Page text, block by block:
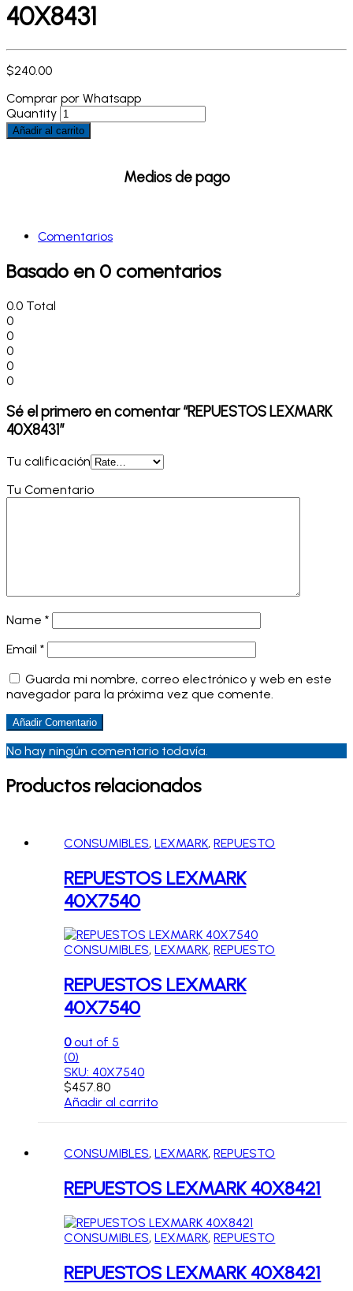
40X8431
$240.00
Comprar por Whatsapp
Quantity
Añadir al carrito
Medios de pago
Comentarios
Basado en 0 comentarios
0.0 Total
0
0
0
0
0
Sé el primero en comentar “REPUESTOS LEXMARK
40X8431”
Tu calificación
Tu Comentario
Name *
Email *
Guarda mi nombre, correo electrónico y web en este
navegador para la próxima vez que comente.
No hay ningún comentario todavía.
Productos relacionados
CONSUMIBLES,LEXMARK,REPUESTO
REPUESTOS LEXMARK
40X7540
CONSUMIBLES,LEXMARK,REPUESTO
REPUESTOS LEXMARK
40X7540
0out of 5
(0)
SKU: 40X7540
$457.80
Añadir al carrito
CONSUMIBLES,LEXMARK,REPUESTO
REPUESTOS LEXMARK 40X8421
CONSUMIBLES,LEXMARK,REPUESTO
REPUESTOS LEXMARK 40X8421